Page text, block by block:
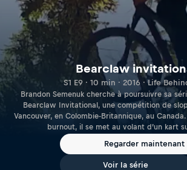
Bearclaw
S1 E9 · 10 min · 2016 · Life
Brandon Semenuk cherche à poursuivre sa
Bearclaw Invitational, une compétition de
Vancouver, en Colombie-Britannique, au
burnout, il se met au volant d’un kart
Regarder maintenant
Voir la série